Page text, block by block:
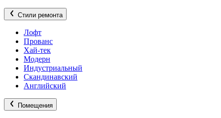
Стили ремонта
Лофт
Прованс
Хай-тек
Модерн
Индустриальный
Скандинавский
Английский
Помещения